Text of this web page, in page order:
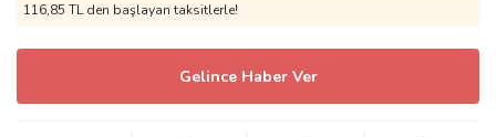
116,85 TL den başlayan taksitlerle!
Gelince Haber Ver